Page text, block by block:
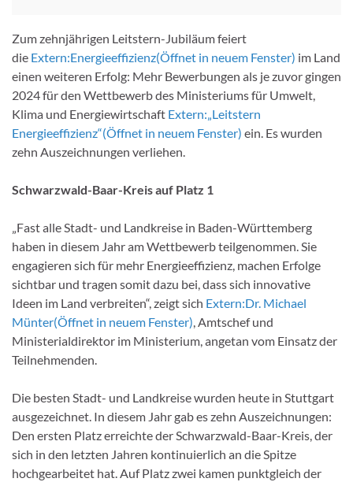
Zum zehnjährigen Leitstern-Jubiläum feiert
die Extern:Energieeffizienz(Öffnet in neuem Fenster) im Land
einen weiteren Erfolg: Mehr Bewerbungen als je zuvor gingen
2024 für den Wettbewerb des Ministeriums für Umwelt,
Klima und Energiewirtschaft Extern:„Leitstern
Energieeffizienz“(Öffnet in neuem Fenster) ein. Es wurden
zehn Auszeichnungen verliehen.
Schwarzwald-Baar-Kreis auf Platz 1
„Fast alle Stadt- und Landkreise in Baden-Württemberg
haben in diesem Jahr am Wettbewerb teilgenommen. Sie
engagieren sich für mehr Energieeffizienz, machen Erfolge
sichtbar und tragen somit dazu bei, dass sich innovative
Ideen im Land verbreiten“, zeigt sich Extern:Dr. Michael
Münter(Öffnet in neuem Fenster), Amtschef und
Ministerialdirektor im Ministerium, angetan vom Einsatz der
Teilnehmenden.
Die besten Stadt- und Landkreise wurden heute in Stuttgart
ausgezeichnet. In diesem Jahr gab es zehn Auszeichnungen:
Den ersten Platz erreichte der Schwarzwald-Baar-Kreis, der
sich in den letzten Jahren kontinuierlich an die Spitze
hochgearbeitet hat. Auf Platz zwei kamen punktgleich der